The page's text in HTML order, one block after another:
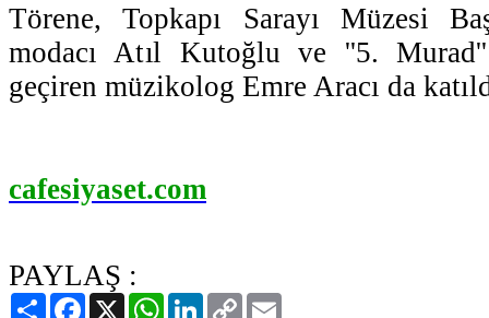
Törene, Topkapı Sarayı Müzesi
modacı Atıl Kutoğlu ve ''5.
geçiren müzikolog Emre Aracı da
cafesiyaset.com
PAYLAŞ :
PaylaşFacebook
X WhatsAppLinkedIn
Copy